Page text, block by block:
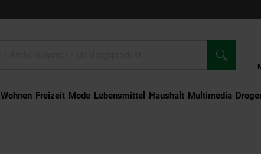
Wohnen Freizeit Mode Lebensmittel Haushalt Multimedia